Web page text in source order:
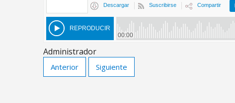
Administrador
Anterior Siguiente